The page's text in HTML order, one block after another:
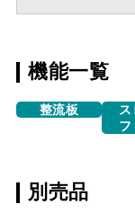
機能一覧
整流板
フ
別売品